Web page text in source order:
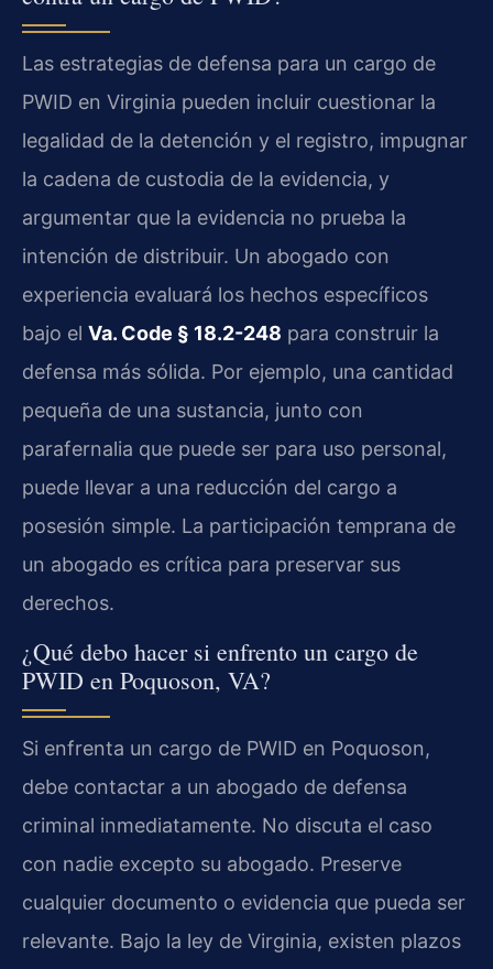
Las estrategias de defensa para un cargo de
PWID en Virginia pueden incluir cuestionar la
legalidad de la detención y el registro, impugnar
la cadena de custodia de la evidencia, y
argumentar que la evidencia no prueba la
intención de distribuir. Un abogado con
experiencia evaluará los hechos específicos
bajo el Va. Code § 18.2-248 para construir la
defensa más sólida. Por ejemplo, una cantidad
pequeña de una sustancia, junto con
parafernalia que puede ser para uso personal,
puede llevar a una reducción del cargo a
posesión simple. La participación temprana de
un abogado es crítica para preservar sus
derechos.
¿Qué debo hacer si enfrento un cargo de
PWID en Poquoson, VA?
Si enfrenta un cargo de PWID en Poquoson,
debe contactar a un abogado de defensa
criminal inmediatamente. No discuta el caso
con nadie excepto su abogado. Preserve
cualquier documento o evidencia que pueda ser
relevante. Bajo la ley de Virginia, existen plazos